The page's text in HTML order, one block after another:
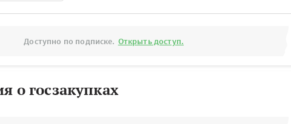
Доступно по подписке. Открыть доступ.
о госзакупках